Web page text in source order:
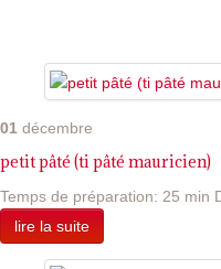
01 décembre
petit pâté (ti pâté mauricien)
Temps de préparation: 25 min
lire la suite